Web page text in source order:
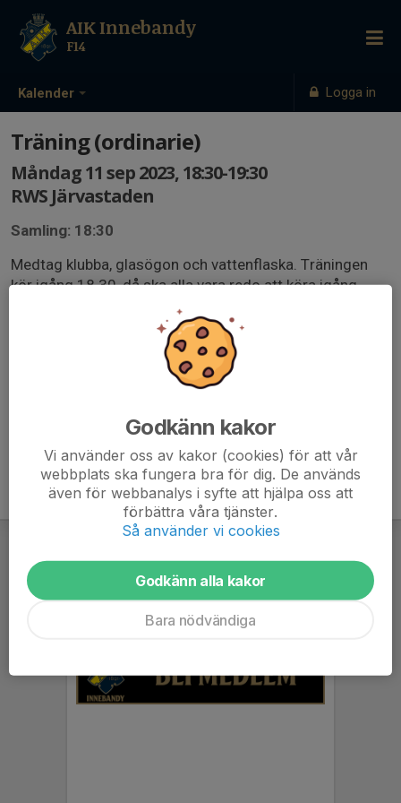
Kalender Logga in
AIK Innebandy
F14
Träning (ordinarie)
Måndag 11 sep 2023, 18:30-19:30
RWS Järvastaden
Samling: 18:30
Medtag klubba, glasögon och vattenflaska. Träningen
kör igång 18.30, då ska alla vara redo att köra igång.
Föräldrar hjälper till att bygga/ta bort sarg.
Godkänn kakor
Vi använder oss av kakor (cookies) för att vår
webbplats ska fungera bra för dig. De används
även för webbanalys i syfte att hjälpa oss att
förbättra våra tjänster.
Så använder vi cookies
Godkänn alla kakor
Bara nödvändiga